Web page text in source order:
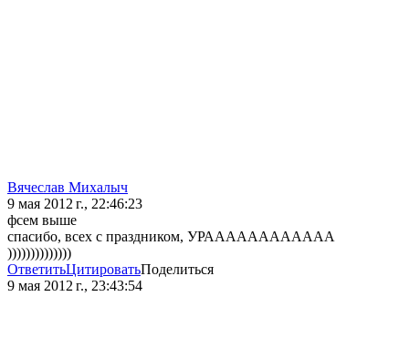
Вячеслав Михалыч
9 мая 2012 г., 22:46:23
фсем выше
спасибо, всех с праздником, УРАААААААААААА
))))))))))))))
ОтветитьЦитироватьПоделиться
9 мая 2012 г., 23:43:54